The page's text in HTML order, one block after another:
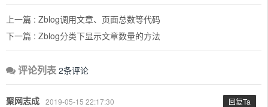
上一篇 : Zblog调用文章、页面总数等代码
下一篇 : Zblog分类下显示文章数量的方法
评论列表 2条评论
聚网志成 2019-05-15 22:17:30
回复Ta